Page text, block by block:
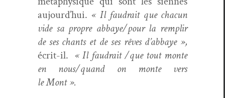
aujourd’hui. « Il faudrait que cha­cun
vide sa pro­pre abbaye/pour la rem­plir
de ses chants et de ses rêves d’abbaye »,
écrit-il. « Il faudrait /que tout monte
en nous/quand on monte vers
le Mont ».